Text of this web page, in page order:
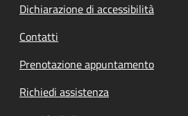
Dichiarazione di accessibilità
Contatti
Prenotazione appuntamento
Richiedi assistenza